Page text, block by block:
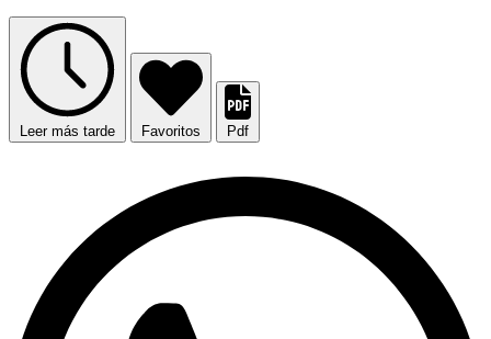
Leer más tarde Favoritos Pdf